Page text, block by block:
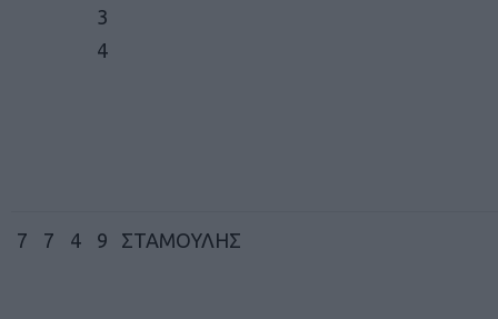
3
4
7 7 4 9 ΣΤΑΜΟΥΛΗΣ